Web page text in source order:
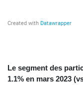
Le segment des
1.1% en mars 2023